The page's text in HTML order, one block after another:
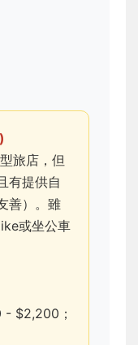
旅店，但
有提供自
善）。雖
或坐公車
- $2,200；